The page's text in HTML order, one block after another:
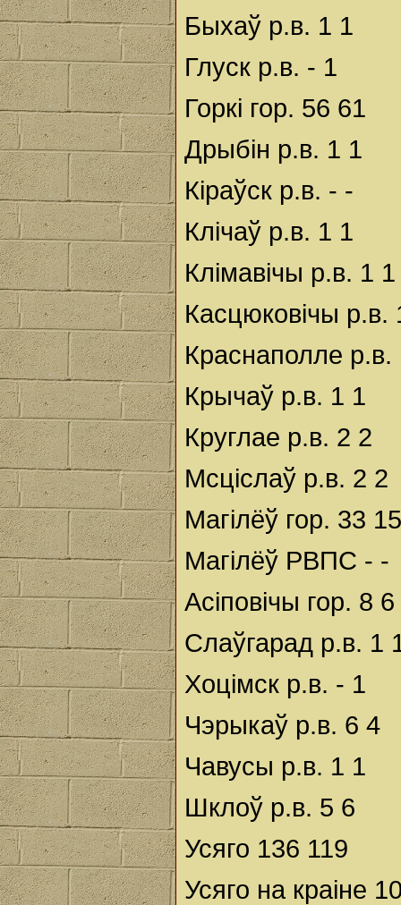
Быхаў р.в. 1 1
Глуск р.в. - 1
Горкі гор. 56 61
Дрыбін р.в. 1 1
Кіраўск р.в. - -
Клічаў р.в. 1 1
Клімавічы р.в. 1 1
Касцюковічы р.в.
Краснаполле р.в.
Крычаў р.в. 1 1
Круглае р.в. 2 2
Мсціслаў р.в. 2 2
Магілёў гор. 33 15
Магілёў РВПС - -
Асіповічы гор. 8 6
Слаўгарад р.в. 1
Хоцімск р.в. - 1
Чэрыкаў р.в. 6 4
Чавусы р.в. 1 1
Шклоў р.в. 5 6
Усяго 136 119
Усяго на краіне